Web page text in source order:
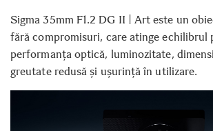
Sigma 35mm F1.2 DG II | Art este un
fără compromisuri, care atinge echilibrul
performanța optică, luminozitate,
greutate redusă și ușurință în utilizare.